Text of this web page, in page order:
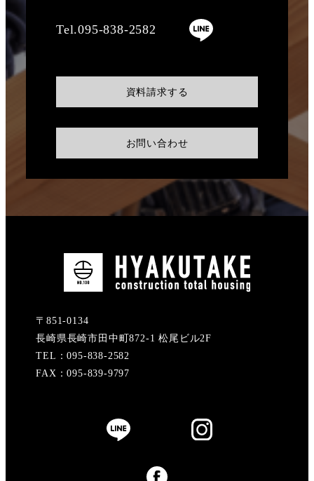
Tel.095-838-2582
資料請求する
お問い合わせ
〒851-0134
長崎県長崎市田中町872-1 松尾ビル2F
TEL：095-838-2582
FAX：095-839-9797